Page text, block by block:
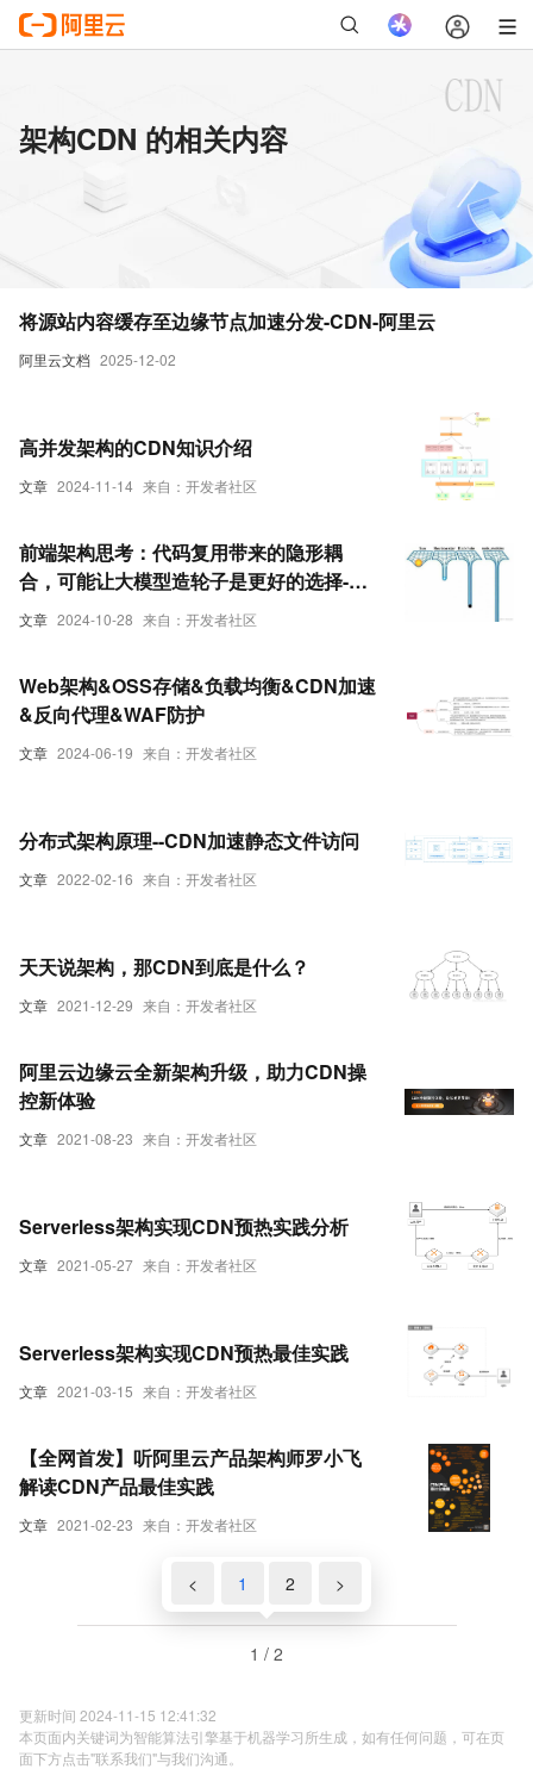
架构CDN 的相关内容
阿里云文档 2025-12-02
将源站内容缓存至边缘节点加速分发-CDN-阿里云
文章 2024-11-14 来自：开发者社区
高并发架构的CDN知识介绍
文章 2024-10-28 来自：开发者社区
前端架构思考：代码复用带来的隐形耦
合，可能让大模型造轮子是更好的选择-从
CDN 依赖包被删导致个站打不开到数年前
文章 2024-06-19 来自：开发者社区
Web架构&OSS存储&负载均衡&CDN加速
&反向代理&WAF防护
文章 2022-02-16 来自：开发者社区
分布式架构原理--CDN加速静态文件访问
文章 2021-12-29 来自：开发者社区
天天说架构，那CDN到底是什么？
文章 2021-08-23 来自：开发者社区
阿里云边缘云全新架构升级，助力CDN操
控新体验
文章 2021-05-27 来自：开发者社区
Serverless架构实现CDN预热实践分析
文章 2021-03-15 来自：开发者社区
Serverless架构实现CDN预热最佳实践
文章 2021-02-23 来自：开发者社区
【全网首发】听阿里云产品架构师罗小飞
解读CDN产品最佳实践
< 1 2 >
1 / 2
更新时间 2024-11-15 12:41:32
本页面内关键词为智能算法引擎基于机器学习所生成，如有任何问题，可在页
面下方点击"联系我们"与我们沟通。